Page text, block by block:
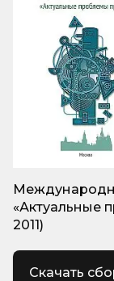
«Актуальные
2011)
Скачать